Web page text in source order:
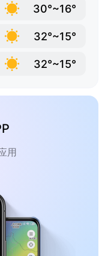
30°~16°
32°~15°
32°~15°
用